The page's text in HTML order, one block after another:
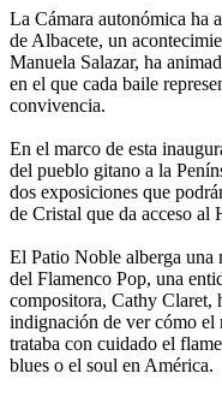
La Cámara autonómica ha
de Albacete, un
Manuela Salazar, ha
en el que cada baile
convivencia.
En el marco de esta
del pueblo gitano a la
dos exposiciones que
de Cristal que da acceso al
El Patio Noble alberga una
del Flamenco Pop, una
compositora, Cathy Claret,
indignación de ver cómo el
trataba con cuidado el
blues o el soul en América.